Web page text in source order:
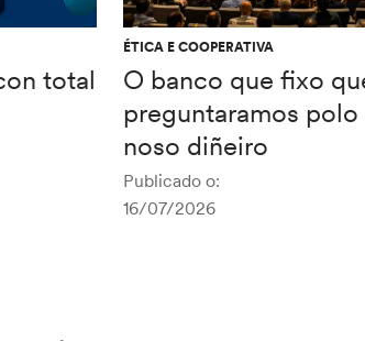
total
ÉTICA E COOPERATIVA
O banco que fixo
preguntaramos
noso diñeiro
Publicado o:
16/07/2026